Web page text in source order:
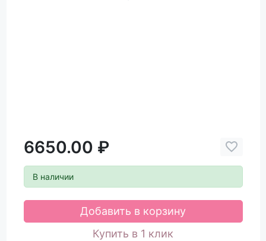
6650.00 ₽
В наличии
Добавить в корзину
Купить в 1 клик